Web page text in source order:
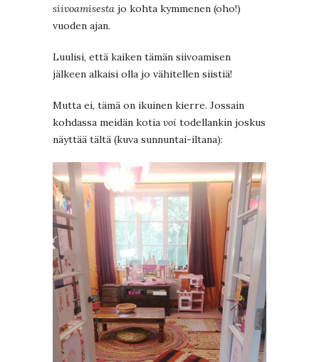
siivoamisesta jo kohta kymmenen (oho!)
vuoden ajan.
Luulisi, että kaiken tämän siivoamisen
jälkeen alkaisi olla jo vähitellen siistiä!
Mutta ei, tämä on ikuinen kierre. Jossain
kohdassa meidän kotia voi todellankin joskus
näyttää tältä (kuva sunnuntai-iltana):